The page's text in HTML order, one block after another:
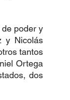
poder y
y Nicolás
tantos
Ortega
dos